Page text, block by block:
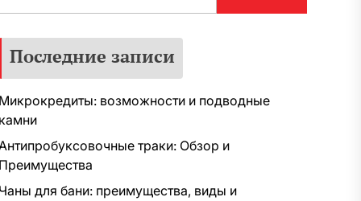
Последние записи
Микрокредиты: возможности и подводные
камни
траки: Обзор и
Преимущества
Чаны для бани: преимущества, виды и